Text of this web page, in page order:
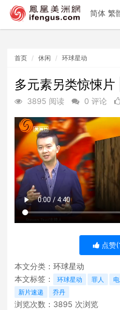
首页 休闲 环球星动
多元素另类惊悚
3895 阅读 0 评论
点赞(
本文分类： 环球星动
本文标签：
环球星动 罪人
新片速递
乔丹
浏览次数： 3895 次浏览
简体 繁